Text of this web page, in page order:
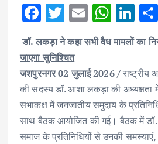
F
e
b
o
o
k
T
it
te
r
E
m
ai
l
W
at
s
A
p
p
Li
k
e
dI
n
डॉ. लकड़ा ने कहा सभी वैध मामलों का
जाएगा सुनिश्चित
जशपुरनगर 02 जुलाई 2026 /
की सदस्य डॉ. आशा लकड़ा की अध्यक्षता
सभाकक्ष में जनजातीय समुदाय के
साथ बैठक आयोजित की गई। बैठक में
समाज के प्रतिनिधियों से उनकी